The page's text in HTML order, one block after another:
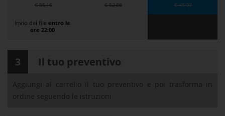
€ 55,16
Invio dei file entro le
ore 22:00
€ 52,86 € 45,97
3 Il tuo preventivo
Aggiungi al carrello il tuo preventivo e poi trasforma in
ordine seguendo le istruzioni